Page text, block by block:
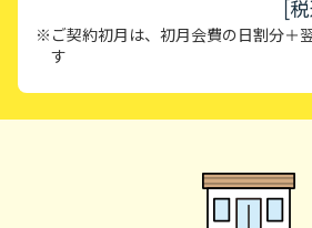
※ご契約初月は、初月会費の日割分＋
す